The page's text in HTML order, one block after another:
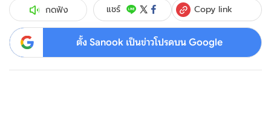
กดฟัง แชร์ Copy link
ตั้ง Sanook เป็นข่าวโปรดบน Google